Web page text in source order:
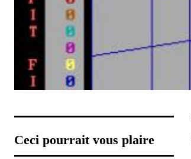
Ceci pourrait vous plaire